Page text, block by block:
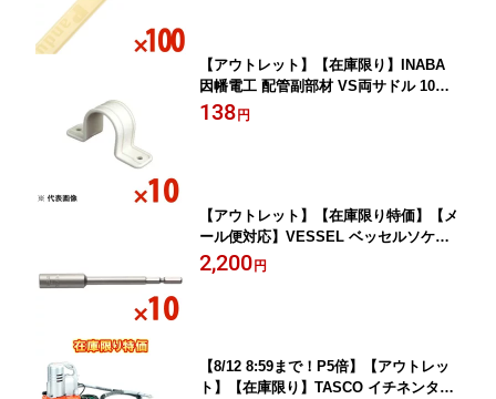
【アウトレット】【在庫限り】INABA
因幡電工 配管副部材 VS両サドル 10個
セット VS14 VS-14【まとめ買い特価】
138 円
【アウトレット】【在庫限り特価】【メ
ール便対応】VESSEL ベッセルソケッ
トビット10本入 B44H6X100B446100【1
580612】【まとめ買い特価】
2,200 円
【8/12 8:59まで！P5倍】【アウトレッ
ト】【在庫限り】TASCO イチネンタス